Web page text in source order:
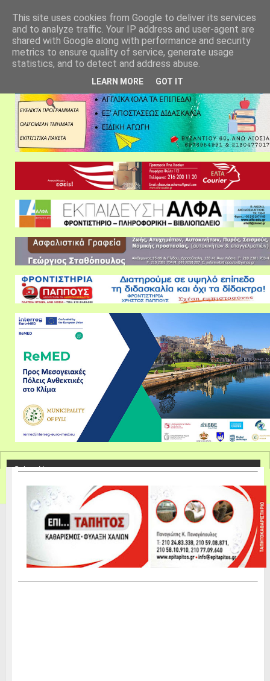
This site uses cookies from Google to deliver its services
and to analyze traffic. Your IP address and user-agent are
shared with Google along with performance and security
metrics to ensure quality of service, generate usage
statistics, and to detect and address abuse.
LEARN MORE GOT IT